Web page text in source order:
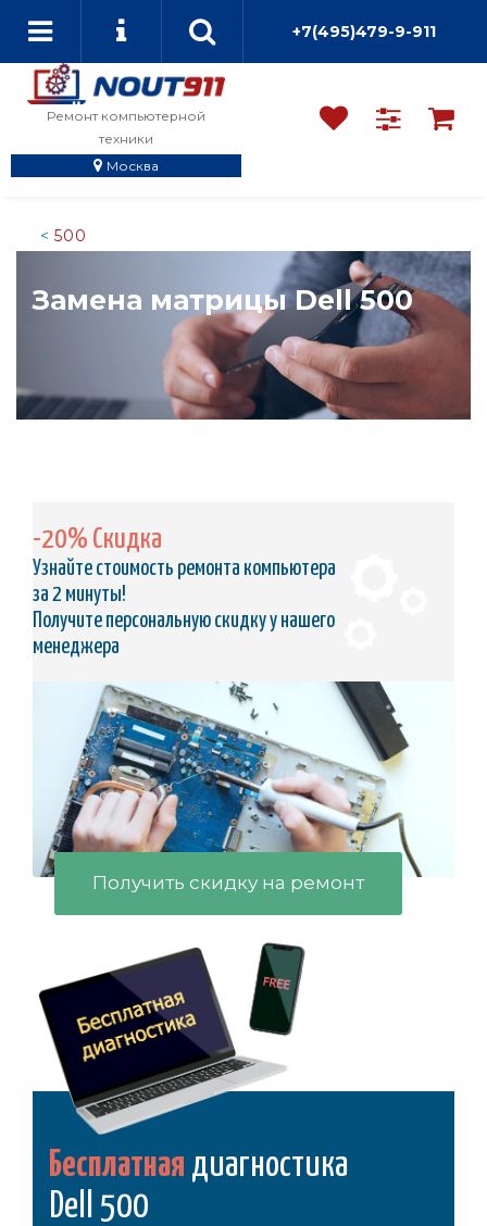
+7(495)479-9-911
Ремонт компьютерной
техники
Москва
500
Замена матрицы Dell 500
-20% Скидка
Узнайте стоимость ремонта компьютера
за 2 минуты!
Получите персональную скидку у нашего
менеджера
Получить скидку на ремонт
Бесплатная диагностика
Dell 500